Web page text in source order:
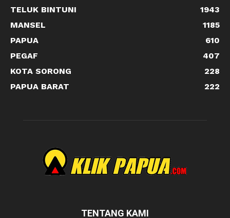
TELUK BINTUNI
1943
MANSEL
1185
PAPUA
610
PEGAF
407
KOTA SORONG
228
PAPUA BARAT
222
TENTANG KAMI